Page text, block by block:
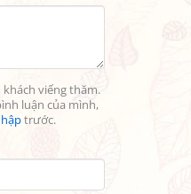
viếng thăm.
luận của mình,
trước.